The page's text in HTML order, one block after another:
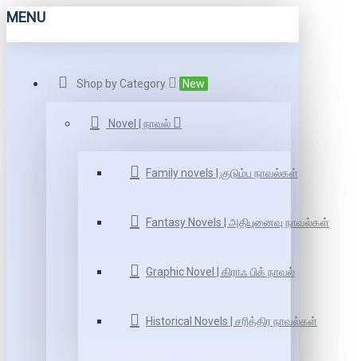
MENU
Shop by Category New
Novel | நாவல்
Family novels | குடும்ப நாவல்கள்
Fantasy Novels | அதிபுனைவு நாவல்கள்
Graphic Novel | கிராஃ பிக் நாவல்
Historical Novels | சரித்திர நாவல்கள்